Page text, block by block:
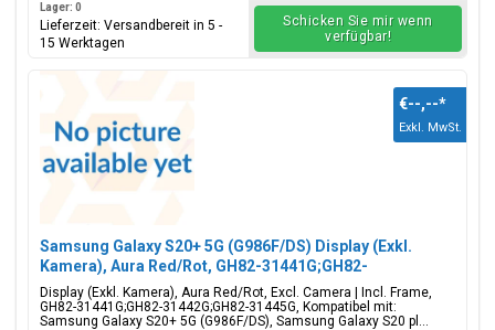
Lager: 0
Lieferzeit: Versandbereit in 5 -
15 Werktagen
Schicken Sie mir wenn
verfügbar!
Samsung Galaxy S20+ 5G (G986F/DS) Display (Exkl.
Kamera), Aura Red/Rot, GH82-31441G;GH82-
31442G;GH82-31445G
Display (Exkl. Kamera), Aura Red/Rot, Excl. Camera | Incl. Frame,
GH82-31441G;GH82-31442G;GH82-31445G, Kompatibel mit:
Samsung Galaxy S20+ 5G (G986F/DS), Samsung Galaxy S20 pl...
€--,--*
Exkl. MwSt.